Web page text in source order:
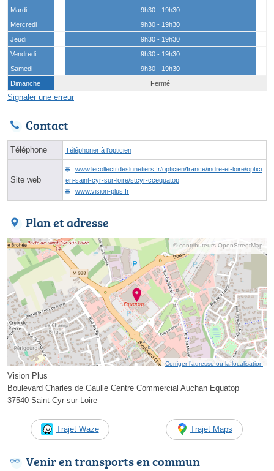
Mardi
9h30 - 19h30
Mercredi
9h30 - 19h30
Jeudi
9h30 - 19h30
Vendredi
9h30 - 19h30
Samedi
9h30 - 19h30
Dimanche
Fermé
Signaler une erreur
Contact
Téléphone Téléphoner à l'opticien
Site web
www.lecollectifdeslunetiers.fr/opticien/france/indre-et-loire/optici
en-saint-cyr-sur-loire/stcyr-ccequatop
www.vision-plus.fr
Plan et adresse
© contributeurs OpenStreetMap
Corriger l’adresse ou la localisation
Vision Plus
Boulevard Charles de Gaulle Centre Commercial Auchan Equatop
37540 Saint-Cyr-sur-Loire
Trajet Waze Trajet Maps
Venir en transports en commun